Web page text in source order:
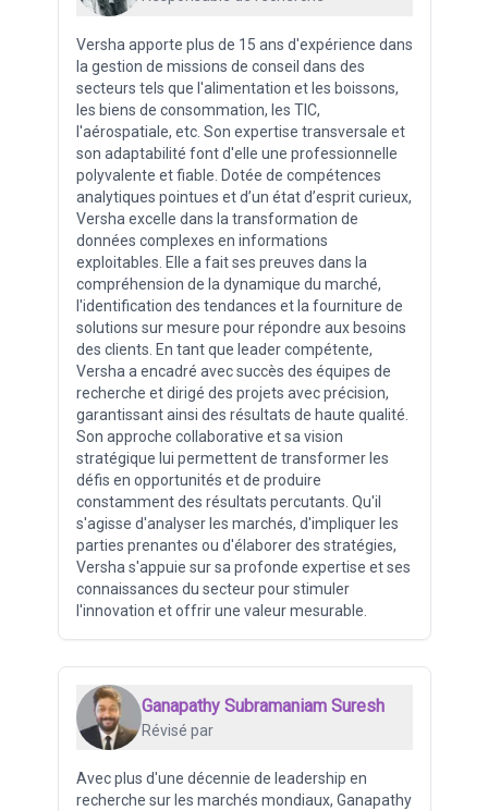
Versha apporte plus de 15 ans d'expérience dans
la gestion de missions de conseil dans des
secteurs tels que l'alimentation et les boissons,
les biens de consommation, les TIC,
l'aérospatiale, etc. Son expertise transversale et
son adaptabilité font d'elle une professionnelle
polyvalente et fiable. Dotée de compétences
analytiques pointues et d’un état d’esprit curieux,
Versha excelle dans la transformation de
données complexes en informations
exploitables. Elle a fait ses preuves dans la
compréhension de la dynamique du marché,
l'identification des tendances et la fourniture de
solutions sur mesure pour répondre aux besoins
des clients. En tant que leader compétente,
Versha a encadré avec succès des équipes de
recherche et dirigé des projets avec précision,
garantissant ainsi des résultats de haute qualité.
Son approche collaborative et sa vision
stratégique lui permettent de transformer les
défis en opportunités et de produire
constamment des résultats percutants. Qu'il
s'agisse d'analyser les marchés, d'impliquer les
parties prenantes ou d'élaborer des stratégies,
Versha s'appuie sur sa profonde expertise et ses
connaissances du secteur pour stimuler
l'innovation et offrir une valeur mesurable.
Ganapathy Subramaniam Suresh
Révisé par
Avec plus d'une décennie de leadership en
recherche sur les marchés mondiaux, Ganapathy